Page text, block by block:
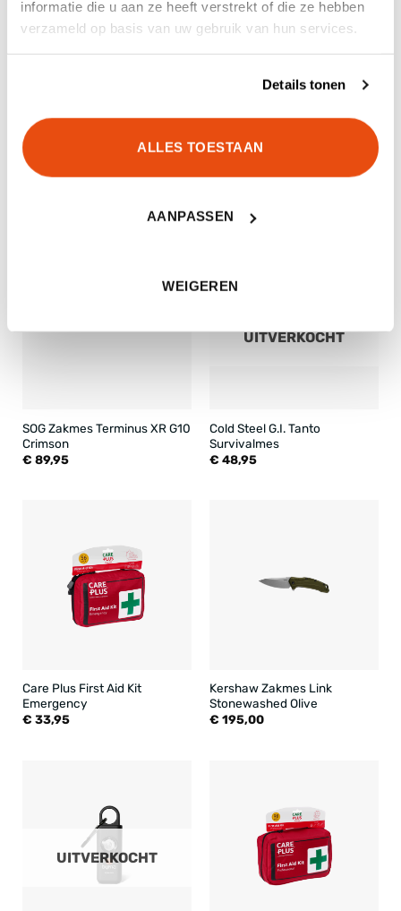
informatie die u aan ze heeft verstrekt of die ze hebben
verzameld op basis van uw gebruik van hun services.
Details tonen
ALLES TOESTAAN
AANPASSEN
WEIGEREN
SOG Power Litre Multitool
SOG Zakmes Terminus XR G10
Crimson
€ 89,95
UITVERKOCHT
Cold Steel G.I. Tanto
Survivalmes
€ 48,95
Care Plus First Aid Kit
Emergency
€ 33,95
Kershaw Zakmes Link
Stonewashed Olive
€ 195,00
UITVERKOCHT